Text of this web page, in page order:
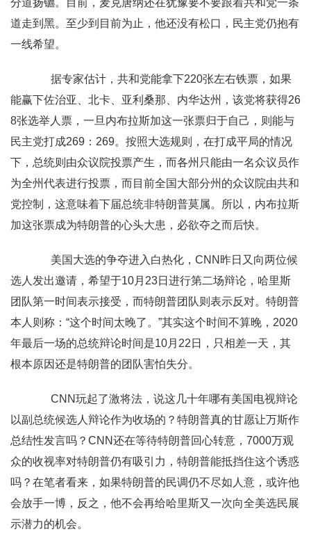
分道扬镳。目前，麦克唐纳还在犹豫要不要跟着共和党一条
道走到黑。至少到目前为止，他还没有松口，民主党仍抱有
一线希望。
据专家估计，共和党能拿下220张左右铁票，如果
能赢下佐治亚、北卡、亚利桑那、内华达州，该党将获得26
8张选举人票，一旦内布拉斯加这一张票归于自己，则能与
民主党打成269：269。按照大选规则，在打成平局的情况
下，总统则由众议院投票产生，而各州只能由一名众议员作
为全州代表进行投票，而目前全国大部分州的众议院由共和
党控制，这意味着下届总统非特朗普莫属。所以，内布拉斯
加这张票成为特朗普的心头大患，必欲夺之而后快。
美国大选的争夺进入白热化，CNN昨日又向两位候
选人发出邀请，希望于10月23日进行第二场辩论，哈里斯
团队第一时间表示接受，而特朗普团队则表示反对。特朗普
本人则称：“这个时间太晚了。”其实这个时间不算晚，2020
年最后一场的总统辩论时间是10月22日，只相差一天，其
根本原因还是特朗普的团队害怕失分。
CNN玩起了激将法，说这几十年哪有美国电视辩论
以副总统候选人辩论作为收场的？特朗普真的甘愿让万斯作
总结性发言吗？CNN还在等待特朗普回心转意，7000万观
众的收视率对特朗普仍有吸引力，特朗普能抵挡住这个诱惑
吗？在笔者看来，如果特朗普的民调仍不尽如人意，或许他
会放手一博，反之，他不会再给哈里斯又一次向全美选民展
示潜力的机会。